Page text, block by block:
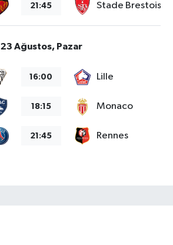
21:45 Stade Brestois
23 Ağustos, Pazar
16:00 Lille
18:15 Monaco
21:45 Rennes